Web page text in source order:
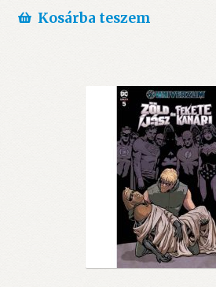
Kosárba teszem